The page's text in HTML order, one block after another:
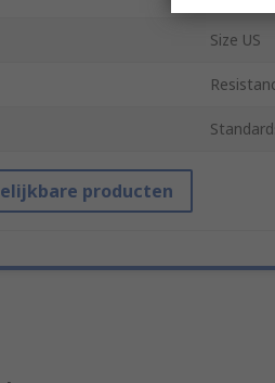
Size US
producten